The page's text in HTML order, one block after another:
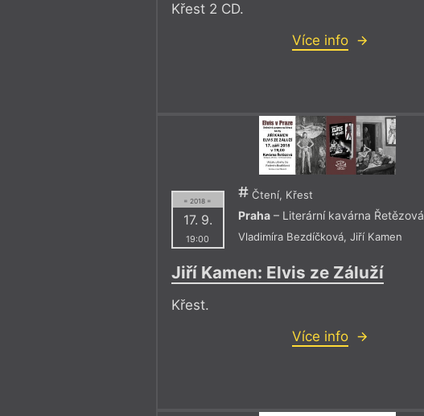
Křest 2 CD.
Více info
= 2018 =
17. 9.
19:00
Čtení, Křest
Praha – Literární kavárna Řetězová
Vladimíra Bezdíčková,Jiří Kamen
Jiří Kamen: Elvis ze Záluží
Křest.
Více info